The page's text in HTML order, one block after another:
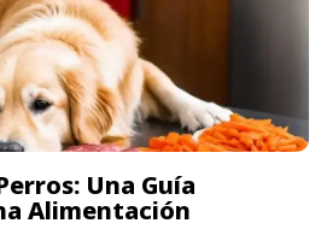
Una Guía
Alimentación